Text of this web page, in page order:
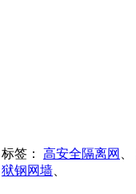
标签： 高安全隔离网
狱钢网墙